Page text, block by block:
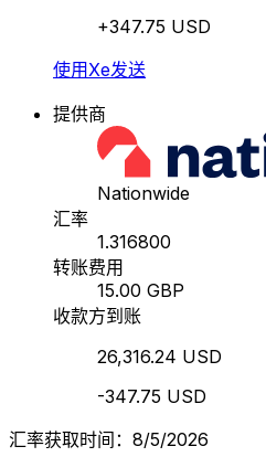
+347.75 USD
使用Xe发送
提供商
Nationwide
汇率
1.316800
转账费用
15.00 GBP
收款方到账
26,316.24 USD
-347.75 USD
汇率获取时间：8/5/2026